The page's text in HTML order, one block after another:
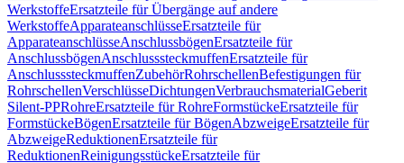
WerkstoffeErsatzteile für Übergänge auf andere
WerkstoffeApparateanschlüsseErsatzteile für
ApparateanschlüsseAnschlussbögenErsatzteile für
AnschlussbögenAnschlusssteckmuffenErsatzteile für
AnschlusssteckmuffenZubehörRohrschellenBefestigungen für
RohrschellenVerschlüsseDichtungenVerbrauchsmaterialGeberit
Silent-PPRohreErsatzteile für RohreFormstückeErsatzteile für
FormstückeBögenErsatzteile für BögenAbzweigeErsatzteile für
AbzweigeReduktionenErsatzteile für
ReduktionenReinigungsstückeErsatzteile für